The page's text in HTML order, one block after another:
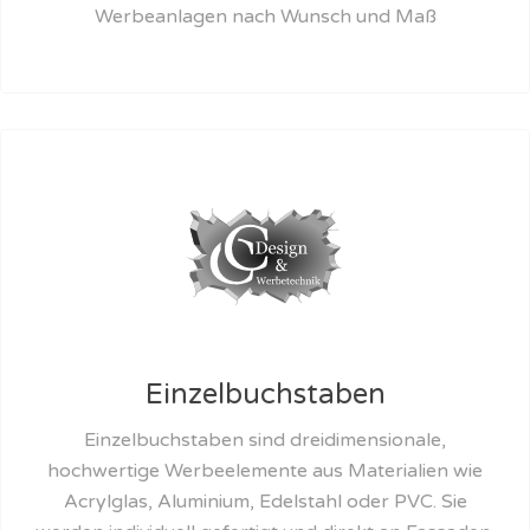
Werbeanlagen nach Wunsch und Maß
Einzelbuchstaben
Einzelbuchstaben sind dreidimensionale,
hochwertige Werbeelemente aus Materialien wie
Acrylglas, Aluminium, Edelstahl oder PVC. Sie